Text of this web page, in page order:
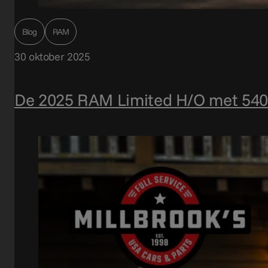
Blog RAM
30 oktober 2025
De 2025 RAM Limited H/O met